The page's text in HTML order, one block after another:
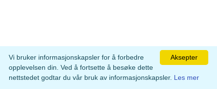
Aksepter
Vi bruker informasjonskapsler for å forbedre
opplevelsen din. Ved å fortsette å besøke dette
nettstedet godtar du vår bruk av informasjonskapsler. Les mer